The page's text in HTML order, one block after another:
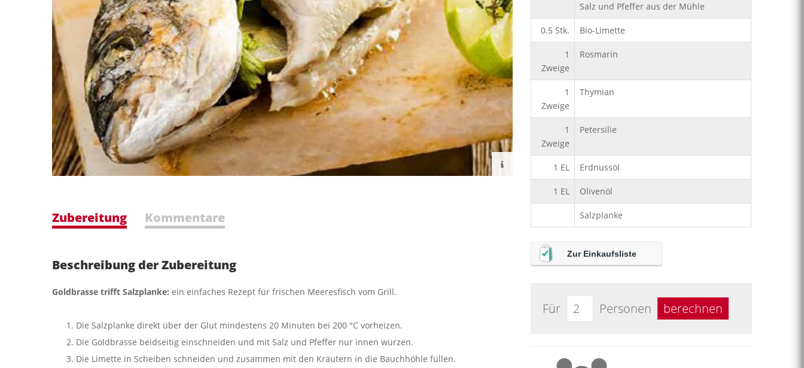
Zubereitung Kommentare
Beschreibung der Zubereitung
Goldbrasse trifft Salzplanke: ein einfaches Rezept für frischen Meeresfisch vom Grill.
Die Salzplanke direkt über der Glut mindestens 20 Minuten bei 200 °C vorheizen.
Die Goldbrasse beidseitig einschneiden und mit Salz und Pfeffer nur innen würzen.
Die Limette in Scheiben schneiden und zusammen mit den Kräutern in die Bauchhöhle füllen.
Salz und Pfeffer aus der Mühle
0.5 Stk. Bio-Limette
1
Zweige
Rosmarin
1
Zweige
Thymian
1
Zweige
Petersilie
1 EL Erdnussöl
1 EL Olivenöl
Salzplanke
Zur Einkaufsliste
Für Personen berechnen